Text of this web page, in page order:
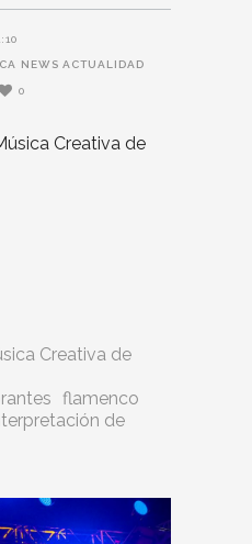
NEWS ACTUALIDAD
0
Creativa de
Creativa de
flamenco
de